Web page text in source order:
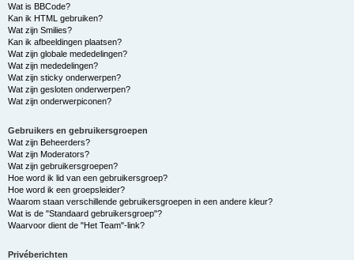
Wat is BBCode?
Kan ik HTML gebruiken?
Wat zijn Smilies?
Kan ik afbeeldingen plaatsen?
Wat zijn globale mededelingen?
Wat zijn mededelingen?
Wat zijn sticky onderwerpen?
Wat zijn gesloten onderwerpen?
Wat zijn onderwerpiconen?
Gebruikers en gebruikersgroepen
Wat zijn Beheerders?
Wat zijn Moderators?
Wat zijn gebruikersgroepen?
Hoe word ik lid van een gebruikersgroep?
Hoe word ik een groepsleider?
Waarom staan verschillende gebruikersgroepen in een andere kleur?
Wat is de "Standaard gebruikersgroep"?
Waarvoor dient de "Het Team"-link?
Privéberichten